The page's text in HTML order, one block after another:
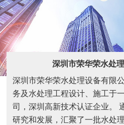
深圳市荣华荣水处
深圳市荣华荣水处理设备有限
务及水处理工程设计、施工于
司，深圳高新技术认证企业。
研究和发展，汇聚了一批水处